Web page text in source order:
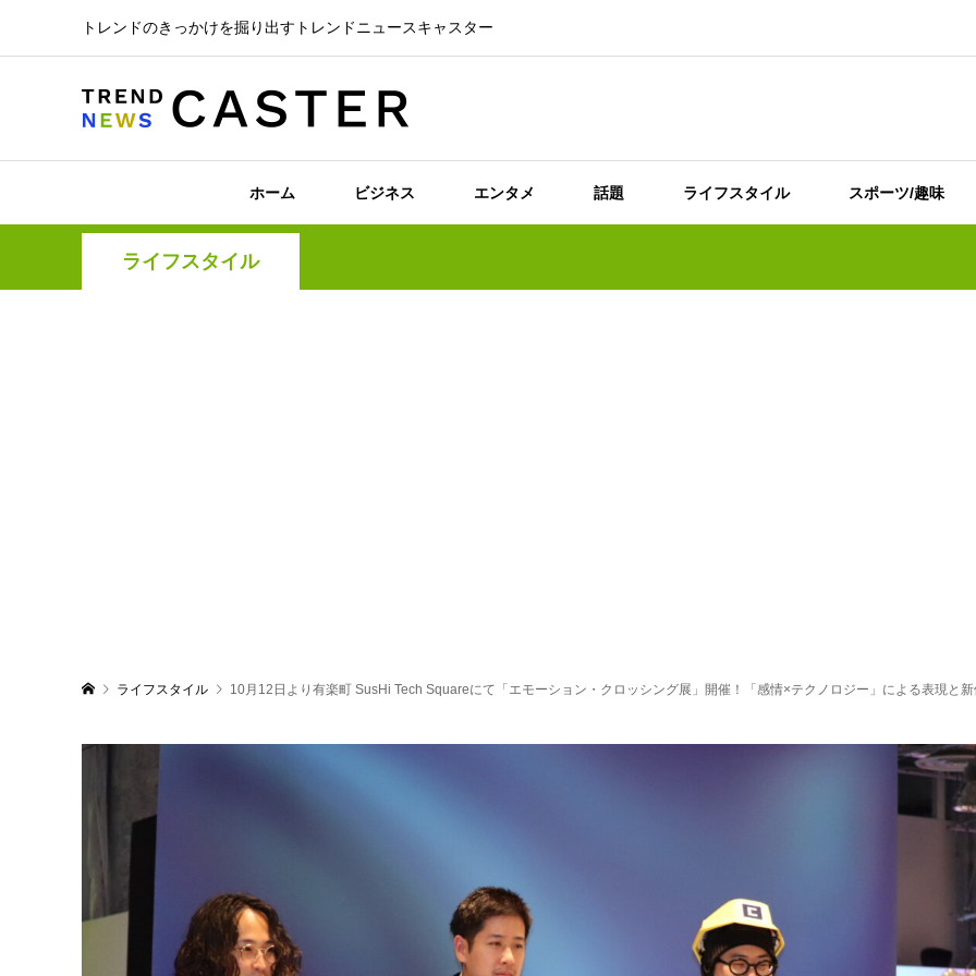
トレンドのきっかけを掘り出すトレンドニュースキャスター
ホーム ビジネス エンタメ 話題 ライフスタイル スポーツ/趣味
ライフスタイル
ライフスタイル 10月12日より有楽町 SusHi Tech Squareにて「エモーション・クロッシング展」開催！「感情×テクノロジー」による表現と